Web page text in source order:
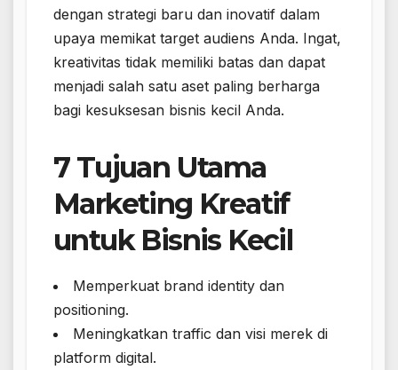
dengan strategi baru dan inovatif dalam
upaya memikat target audiens Anda. Ingat,
kreativitas tidak memiliki batas dan dapat
menjadi salah satu aset paling berharga
bagi kesuksesan bisnis kecil Anda.
7 Tujuan Utama
Marketing Kreatif
untuk Bisnis Kecil
Memperkuat brand identity dan
positioning.
Meningkatkan traffic dan visi merek di
platform digital.